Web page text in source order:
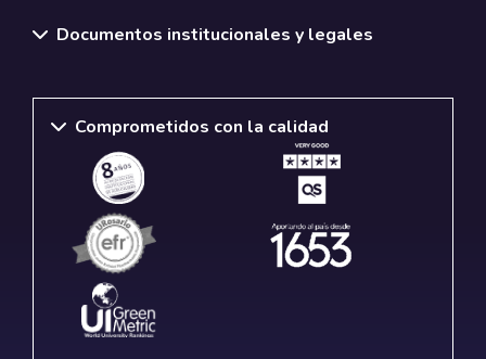
Documentos institucionales y legales
Comprometidos con la calidad